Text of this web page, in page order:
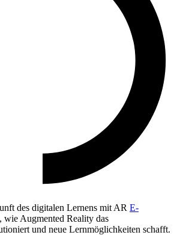
des digitalen Lernens mit AR E-
wie Augmented Reality das
und neue Lernmöglichkeiten schafft.